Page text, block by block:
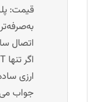
قیمت:
ارزی
جواب